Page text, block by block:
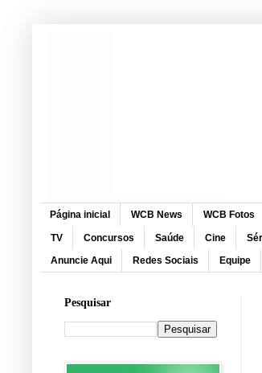
Página inicial WCB News WCB Fotos
TV Concursos Saúde Cine
Anuncie Aqui Redes Sociais Equipe
Pesquisar